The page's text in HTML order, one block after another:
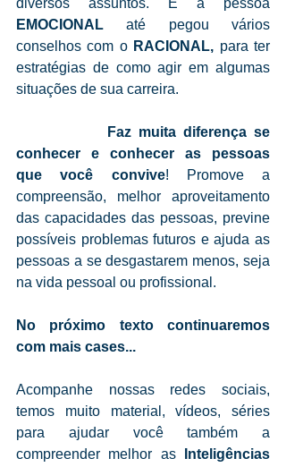
EMOCIONAL até pegou vários
conselhos com o RACIONAL, para ter
estratégias de como agir em algumas
situações de sua carreira.
Faz muita diferença se
conhecer e conhecer as pessoas
que você convive! Promove a
compreensão, melhor aproveitamento
das capacidades das pessoas, previne
possíveis problemas futuros e ajuda as
pessoas a se desgastarem menos, seja
na vida pessoal ou profissional.
No próximo texto continuaremos
com mais cases...
Acompanhe nossas redes sociais,
temos muito material, vídeos, séries
para ajudar você também a
compreender melhor as
Inteligências